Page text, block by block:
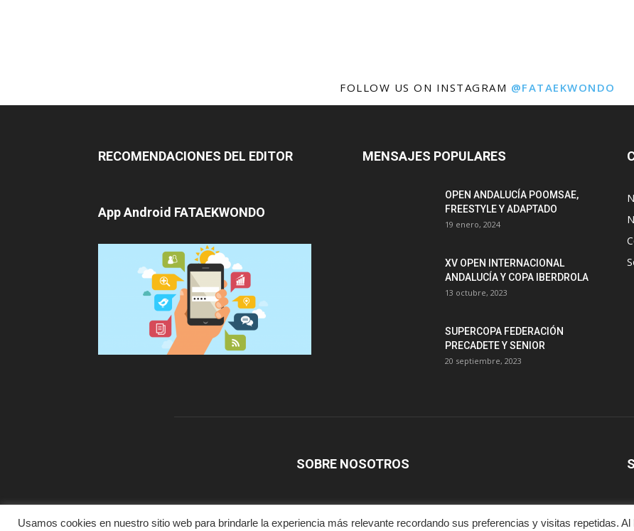
FOLLOW US ON INSTAGRAM @FATAEKWONDO
RECOMENDACIONES DEL EDITOR
App Android FATAEKWONDO
MENSAJES POPULARES
OPEN ANDALUCÍA POOMSAE,
FREESTYLE Y ADAPTADO
19 enero, 2024
XV OPEN INTERNACIONAL
ANDALUCÍA Y COPA IBERDROLA
13 octubre, 2023
SUPERCOPA FEDERACIÓN
PRECADETE Y SENIOR
20 septiembre, 2023
SOBRE NOSOTROS
Usamos cookies en nuestro sitio web para brindarle la experiencia más relevante recordando sus preferencias y visitas repetidas. Al